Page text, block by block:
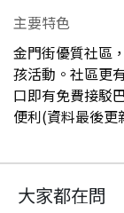
主要特色
金門街優質社區
孩活動。社區更
口即有免費接駁
便利(資料最後
大家都在問